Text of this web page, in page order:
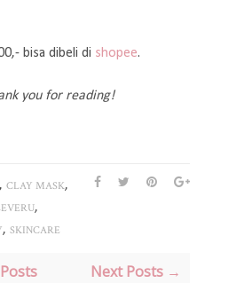
bisa dibeli di shopee.
you for reading!
, CLAY MASK,
,
, SKINCARE
Next Posts →